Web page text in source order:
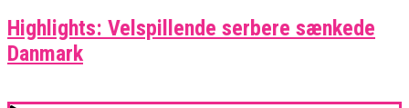
Highlights: Velspillende serbere sænkede
Danmark